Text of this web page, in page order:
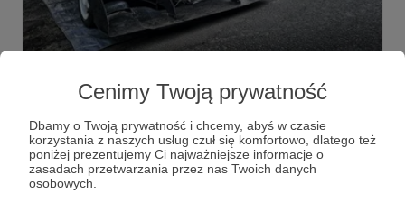
Cenimy Twoją prywatność
Dbamy o Twoją prywatność i chcemy, abyś w czasie
korzystania z naszych usług czuł się komfortowo, dlatego też
poniżej prezentujemy Ci najważniejsze informacje o
zasadach przetwarzania przez nas Twoich danych
osobowych.
06.10.2025 Brak komentarzy
Nowy film: zobacz unikatowego
tuningowanego Turbo Malucha
Nie ma drugiego takiego projektu w Polsce, a ja
przepytałam jego twórców i sprawdziłam, jak radzi sobie
na wyścigach. Zapraszam na nowy film